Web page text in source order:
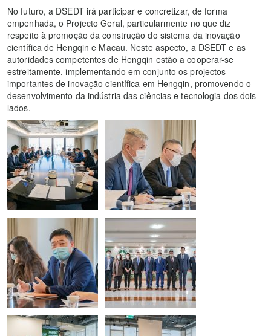
No futuro, a DSEDT irá participar e concretizar, de forma
empenhada, o Projecto Geral, particularmente no que diz
respeito à promoção da construção do sistema da inovação
científica de Hengqin e Macau. Neste aspecto, a DSEDT e as
autoridades competentes de Hengqin estão a cooperar-se
estreitamente, implementando em conjunto os projectos
importantes de inovação científica em Hengqin, promovendo o
desenvolvimento da indústria das ciências e tecnologia dos dois
lados.